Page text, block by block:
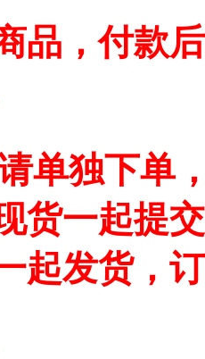
品，付款
单独下单
货一起提
起发货，